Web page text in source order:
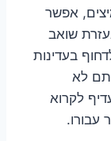
אפשר
שואב
בעדינות
לא
לקרוא
עבורו.